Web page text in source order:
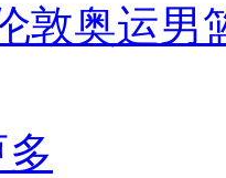
敦奥运男